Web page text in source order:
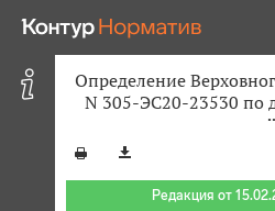
Определение
N 305-ЭС20-23530 по
Редакция от